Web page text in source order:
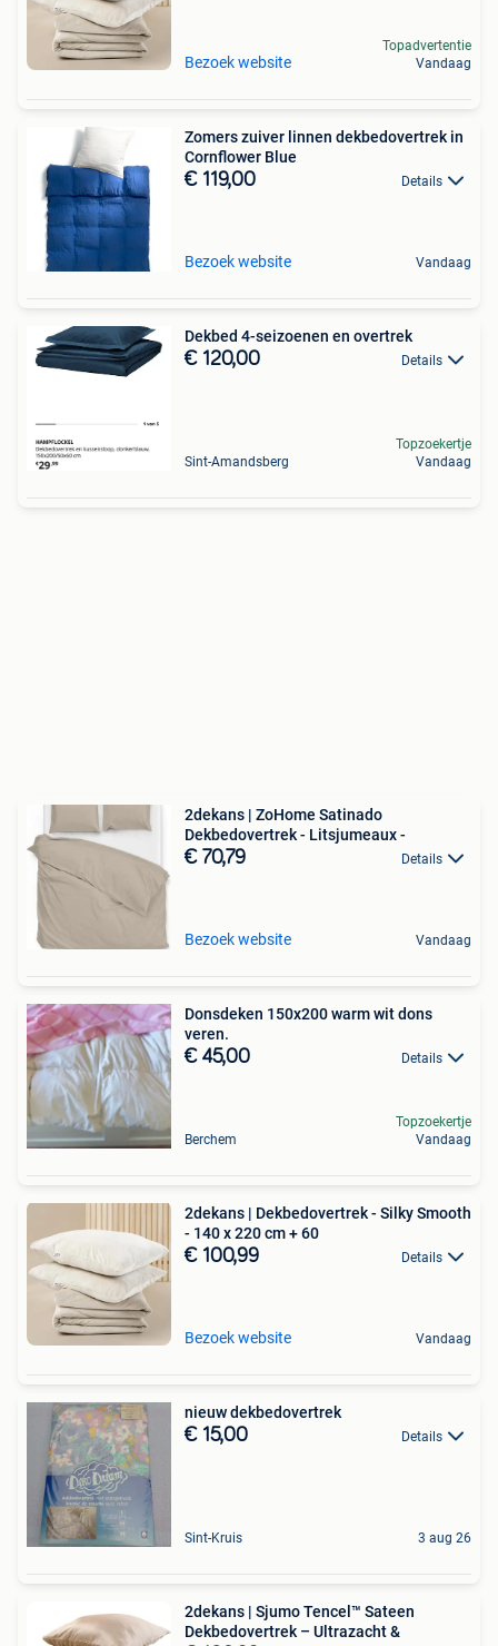
Bezoek website
Topadvertentie
Vandaag
Zomers zuiver linnen dekbedovertrek in
Cornflower Blue
€ 119,00 Details
Bezoek website Vandaag
Dekbed 4-seizoenen en overtrek
€ 120,00 Details
Sint-Amandsberg
Topzoekertje
Vandaag
2dekans | ZoHome Satinado
Dekbedovertrek - Litsjumeaux -
€ 70,79 Details
Bezoek website Vandaag
Donsdeken 150x200 warm wit dons
veren.
€ 45,00 Details
Berchem
Topzoekertje
Vandaag
2dekans | Dekbedovertrek - Silky Smooth
- 140 x 220 cm + 60
€ 100,99 Details
Bezoek website Vandaag
nieuw dekbedovertrek
€ 15,00 Details
Sint-Kruis 3 aug 26
2dekans | Sjumo Tencel™ Sateen
Dekbedovertrek – Ultrazacht &